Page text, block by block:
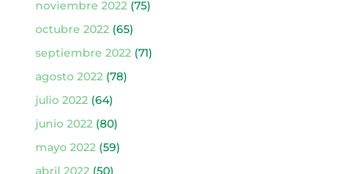
noviembre 2022(75)
octubre 2022(65)
septiembre 2022(71)
agosto 2022(78)
julio 2022(64)
junio 2022(80)
mayo 2022(59)
abril 2022(50)